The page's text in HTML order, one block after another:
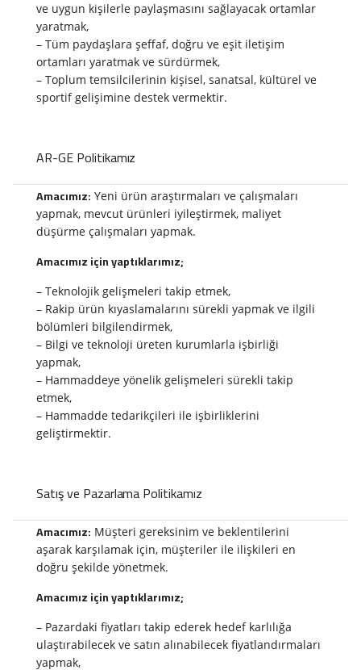
ve uygun kişilerle paylaşmasını sağlayacak ortamlar
yaratmak,
– Tüm paydaşlara şeffaf, doğru ve eşit iletişim
ortamları yaratmak ve sürdürmek,
– Toplum temsilcilerinin kişisel, sanatsal, kültürel ve
sportif gelişimine destek vermektir.
AR-GE Politikamız
Amacımız: Yeni ürün araştırmaları ve çalışmaları
yapmak, mevcut ürünleri iyileştirmek, maliyet
düşürme çalışmaları yapmak.
Amacımız için yaptıklarımız;
– Teknolojik gelişmeleri takip etmek,
– Rakip ürün kıyaslamalarını sürekli yapmak ve ilgili
bölümleri bilgilendirmek,
– Bilgi ve teknoloji üreten kurumlarla işbirliği
yapmak,
– Hammaddeye yönelik gelişmeleri sürekli takip
etmek,
– Hammadde tedarikçileri ile işbirliklerini
geliştirmektir.
Satış ve Pazarlama Politikamız
Amacımız: Müşteri gereksinim ve beklentilerini
aşarak karşılamak için, müşteriler ile ilişkileri en
doğru şekilde yönetmek.
Amacımız için yaptıklarımız;
– Pazardaki fiyatları takip ederek hedef karlılığa
ulaştırabilecek ve satın alınabilecek fiyatlandırmaları
yapmak,